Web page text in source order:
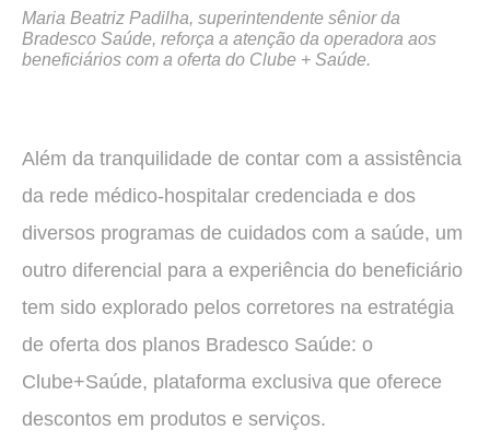
Maria Beatriz Padilha, superintendente sênior da
Bradesco Saúde, reforça a atenção da operadora aos
beneficiários com a oferta do Clube + Saúde.
Além da tranquilidade de contar com a assistência
da rede médico-hospitalar credenciada e dos
diversos programas de cuidados com a saúde, um
outro diferencial para a experiência do beneficiário
tem sido explorado pelos corretores na estratégia
de oferta dos planos Bradesco Saúde: o
Clube+Saúde, plataforma exclusiva que oferece
descontos em produtos e serviços.